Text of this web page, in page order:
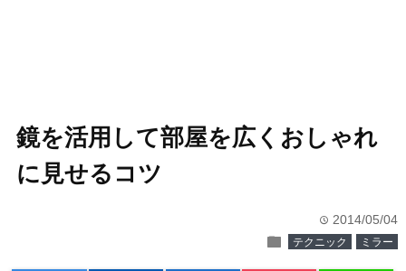
鏡を活用して部屋を広くおしゃれ
に見せるコツ
time 2014/05/04
folder テクニック ミラー